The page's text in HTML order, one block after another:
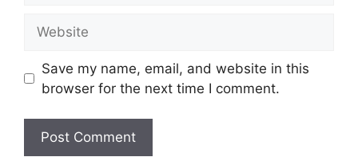
Save my name, email, and website in this
browser for the next time I comment.